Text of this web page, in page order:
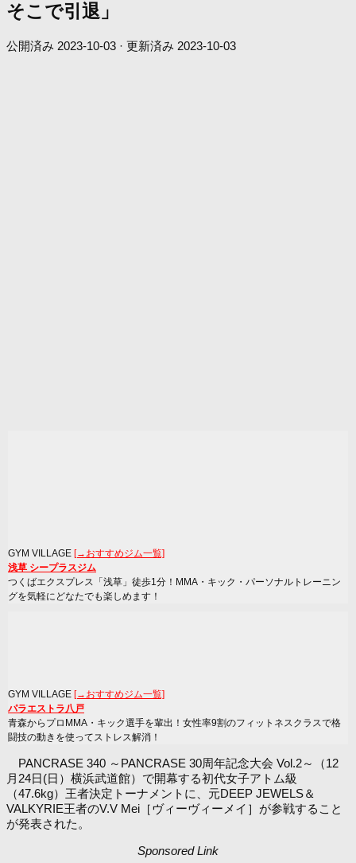
そこで引退」
公開済み 2023-10-03 · 更新済み 2023-10-03
GYM VILLAGE [→おすすめジム一覧]
浅草 シープラスジム
つくばエクスプレス「浅草」徒歩1分！MMA・キック・パーソナルトレーニン
グを気軽にどなたでも楽しめます！
GYM VILLAGE [→おすすめジム一覧]
パラエストラ八戸
青森からプロMMA・キック選手を輩出！女性率9割のフィットネスクラスで格
闘技の動きを使ってストレス解消！
PANCRASE 340 ～PANCRASE 30周年記念大会 Vol.2～（12
月24日(日）横浜武道館）で開幕する初代女子アトム級
（47.6kg）王者決定トーナメントに、元DEEP JEWELS＆
VALKYRIE王者のV.V Mei［ヴィーヴィーメイ］が参戦すること
が発表された。
Sponsored Link